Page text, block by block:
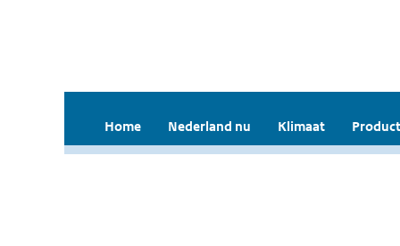
Home Nederland nu Klimaat